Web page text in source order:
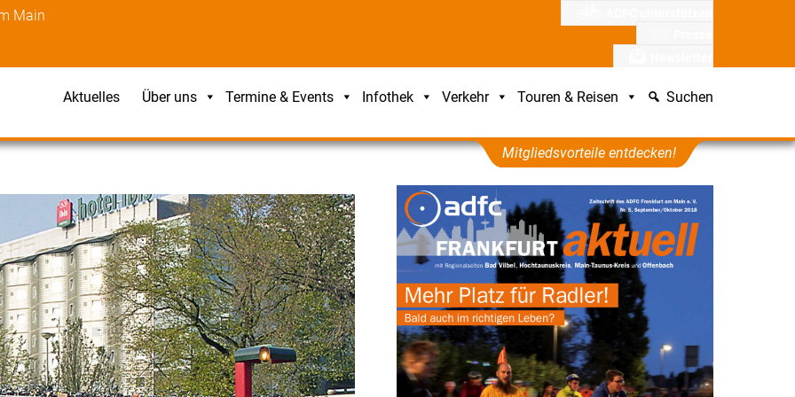
Main
Aktuelles Über uns Termine & Events Infothek Verkehr Touren & Reisen Suchen
Mitgliedsvorteile entdecken!